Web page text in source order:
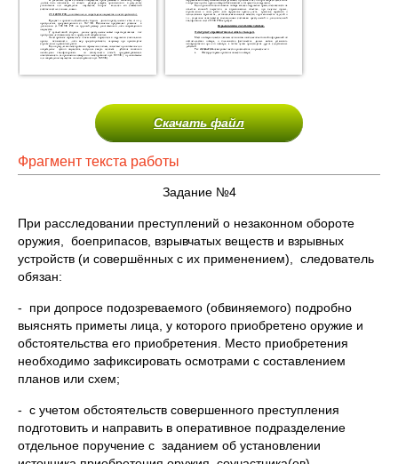
Скачать файл
Фрагмент текста работы
Задание №4
При расследовании преступлений о незаконном обороте
оружия, боеприпасов, взрывчатых веществ и взрывных
устройств (и совершённых с их применением), следователь
обязан:
- при допросе подозреваемого (обвиняемого) подробно
выяснять приметы лица, у которого приобретено оружие и
обстоятельства его приобретения. Место приобретения
необходимо зафиксировать осмотрами с составлением
планов или схем;
- с учетом обстоятельств совершенного преступления
подготовить и направить в оперативное подразделение
отдельное поручение с заданием об установлении